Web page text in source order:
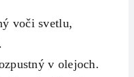
voči svetlu,
v olejoch.